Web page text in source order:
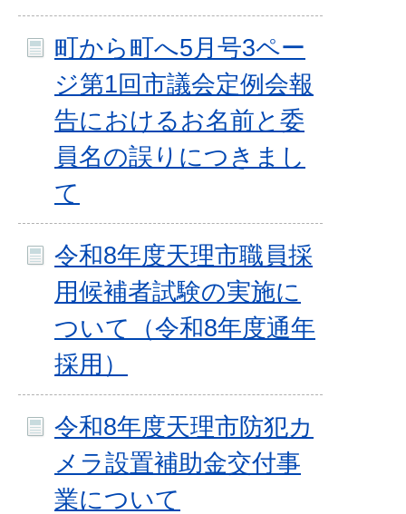
町から町へ5月号3ペー
ジ第1回市議会定例会報
告におけるお名前と委
員名の誤りにつきまし
て
令和8年度天理市職員採
用候補者試験の実施に
ついて（令和8年度通年
採用）
令和8年度天理市防犯カ
メラ設置補助金交付事
業について